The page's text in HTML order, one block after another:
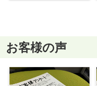
お客様の声